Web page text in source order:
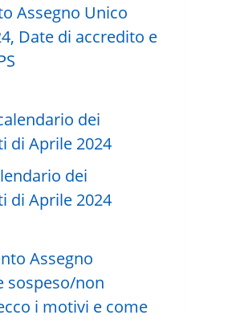
Assegno Unico
Date di accredito e
dei
di Aprile 2024